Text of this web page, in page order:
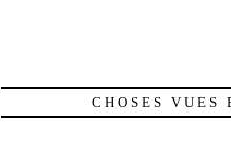
CHOSES VUES